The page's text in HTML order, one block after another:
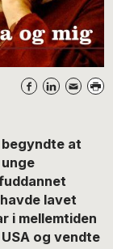
begyndte at
lavet
i mellemtiden
og vendte